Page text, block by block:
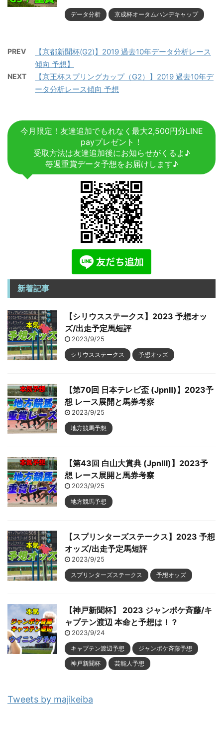
データ分析 京成杯オータムハンデキャップ
PREV
【京都新聞杯(G2)】2019 過去10年データ分析レース
傾向 予想】
NEXT
【京王杯スプリングカップ（G2）】2019 過去10年デ
ータ分析レース傾向 予想
今月限定！友達追加でもれなく最大2,500円分LINE
payプレゼント！
受取方法は友達追加後にお知らせがくるよ♪
毎週重賞データ予想をお届けします♪
新着記事
【シリウスステークス】2023 予想オッ
ズ/出走予定馬短評
2023/9/25
シリウスステークス 予想オッズ
【第70回 日本テレビ盃 (JpnⅡ)】2023予
想 レース展開と馬券考察
2023/9/25
地方競馬予想
【第43回 白山大賞典 (JpnⅢ)】2023予
想 レース展開と馬券考察
2023/9/25
地方競馬予想
【スプリンターズステークス】2023 予想
オッズ/出走予定馬短評
2023/9/25
スプリンターズステークス 予想オッズ
【神戸新聞杯】 2023 ジャンポケ斉藤/キ
ャプテン渡辺 本命と予想は！？
2023/9/24
キャプテン渡辺予想
ジャンポケ斉藤予想
神戸新聞杯
芸能人予想
Tweets by majikeiba